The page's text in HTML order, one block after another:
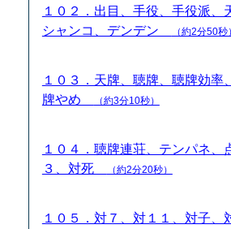
１０２．出目、手役、手役派、
シャンコ、デンデン
（約2分50秒）
１０３．天牌、聴牌、聴牌効率
牌やめ
（約3分10秒）
１０４．聴牌連荘、テンパネ、
３、対死
（約2分20秒）
１０５．対７、対１１、対子、